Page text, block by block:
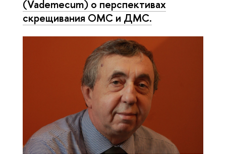
(Vademecum) о перспективах
скрещивания ОМС и ДМС.